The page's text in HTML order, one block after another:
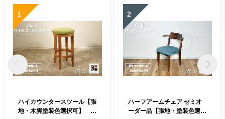
1
ハイカウンタースツール【張
地・木脚塗装色選択可】 T
2
ハーフアームチェア セミオ
ーダー品【張地・塗装色選択